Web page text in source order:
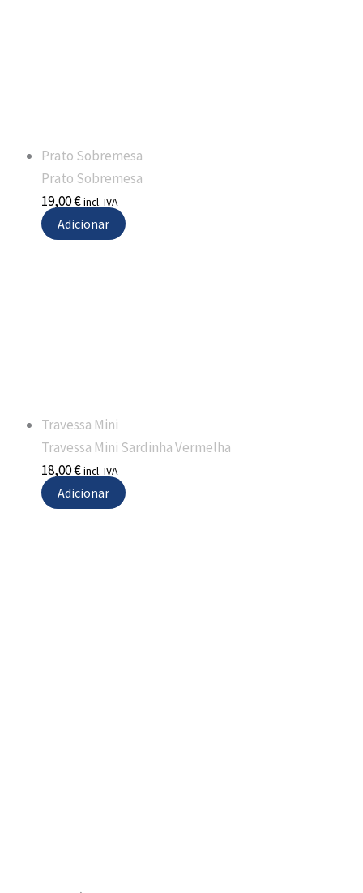
Prato Sobremesa
Prato Sobremesa
19,00€incl. IVA
Adicionar
Travessa Mini
Travessa Mini Sardinha Vermelha
18,00€incl. IVA
Adicionar